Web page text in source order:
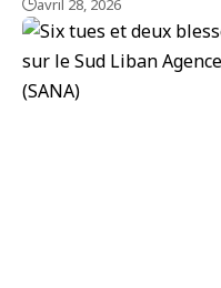
avril 28, 2026